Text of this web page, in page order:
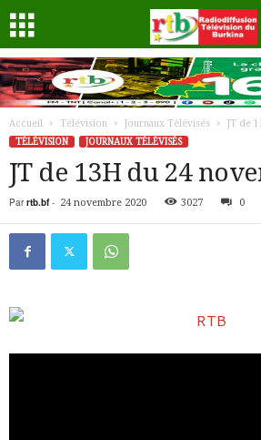
Accueil Télévision Journaux Télévisés
JT de
TÉLÉVISION
JOURNAUX TÉLÉVISÉS
JT de 13H du 24
Par rtb.bf- 24 novembre 2020 3027 0